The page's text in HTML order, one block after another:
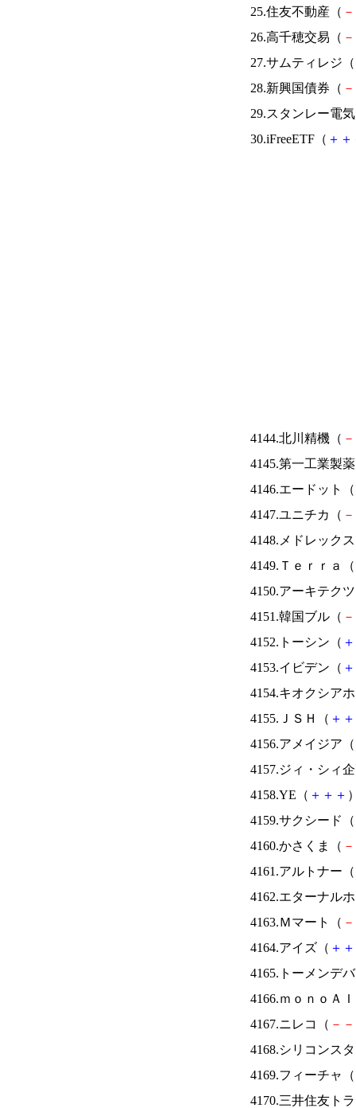
25.住友不動産（ －
26.高千穂交易（ －
27.サムティレジ（
28.新興国債券（ －
29.スタンレー電
30.iFreeETF（ ＋ ＋
4144.北川精機（ －
4145.第一工業製
4146.エードット（
4147.ユニチカ（ －
4148.メドレック
4149.Ｔｅｒｒａ（
4150.アーキテク
4151.韓国ブル（ －
4152.トーシン（ ＋
4153.イビデン（ ＋
4154.キオクシア
4155.ＪＳＨ（ ＋ ＋
4156.アメイジア（
4157.ジィ・シィ
4158.YE（ ＋ ＋ ＋
4159.サクシード（
4160.かさくま（ －
4161.アルトナー（
4162.エターナル
4163.Ｍマート（ －
4164.アイズ（ ＋ ＋
4165.トーメンデ
4166.ｍｏｎｏＡ
4167.ニレコ（ － －
4168.シリコンス
4169.フィーチャ（
4170.三井住友ト